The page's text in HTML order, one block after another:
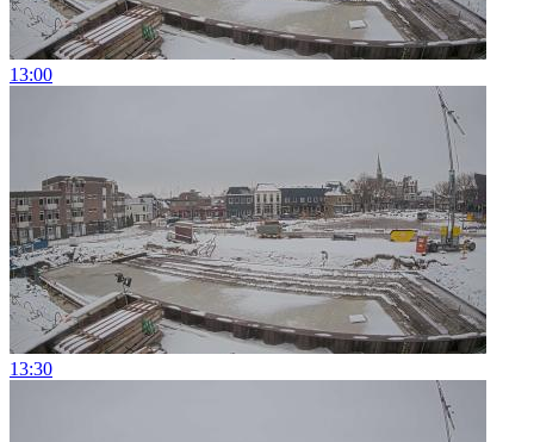
13:00
13:30